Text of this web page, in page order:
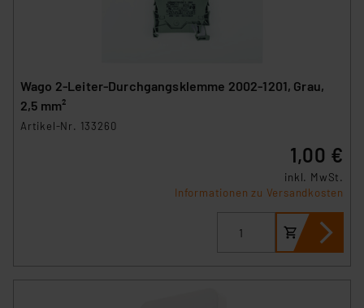
Wago 2-Leiter-Durchgangsklemme 2002-1201, Grau,
2,5 mm²
Artikel-Nr. 133260
1,00 €
inkl. MwSt.
Informationen zu Versandkosten